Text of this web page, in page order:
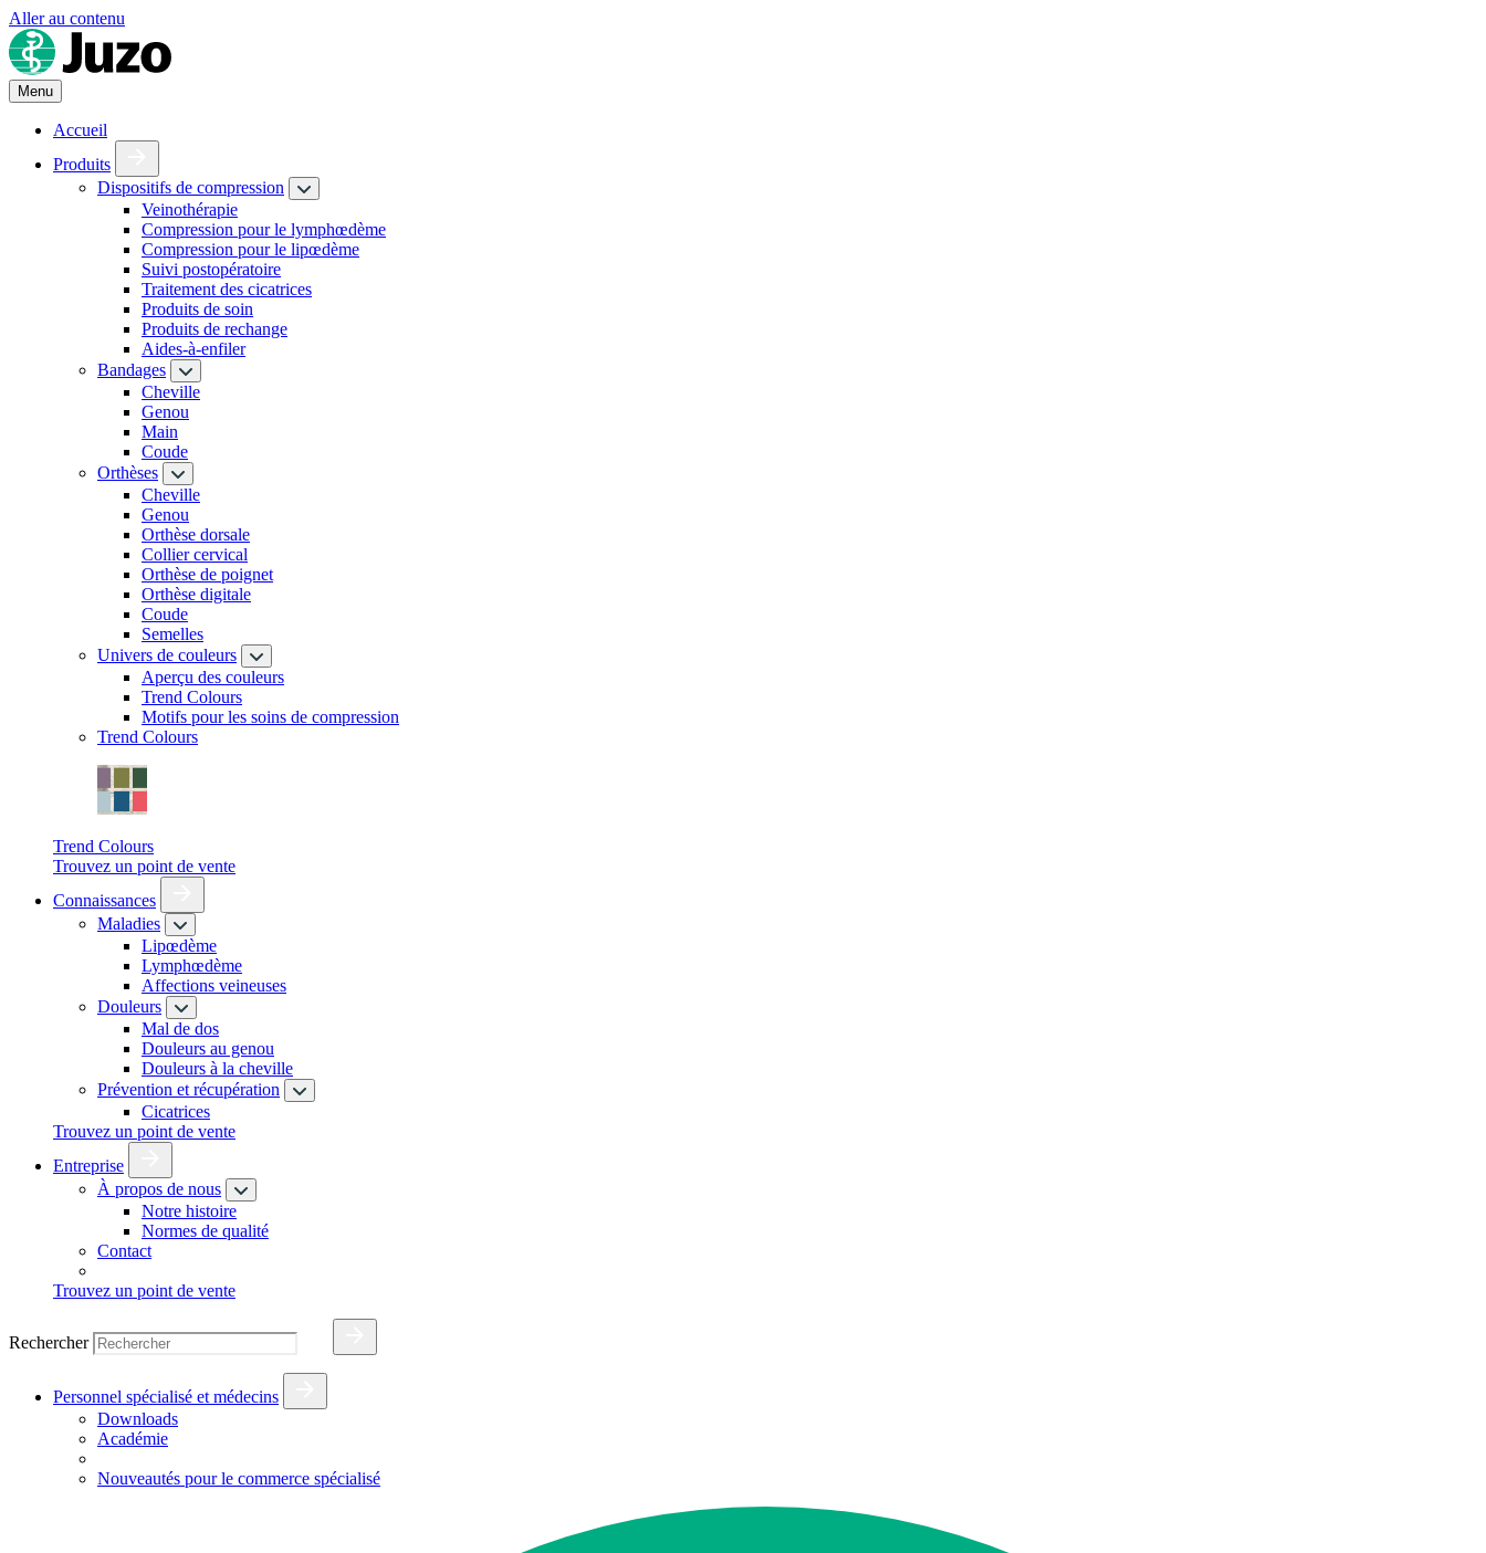
Aller au contenu
Menu
Accueil
Produits
Dispositifs de compression
Veinothérapie
Compression pour le lymphœdème
Compression pour le lipœdème
Suivi postopératoire
Traitement des cicatrices
Produits de soin
Produits de rechange
Aides-à-enfiler
Bandages
Cheville
Genou
Main
Coude
Orthèses
Cheville
Genou
Orthèse dorsale
Collier cervical
Orthèse de poignet
Orthèse digitale
Coude
Semelles
Univers de couleurs
Aperçu des couleurs
Trend Colours
Motifs pour les soins de compression
Trend Colours
Trend Colours
Trouvez un point de vente
Connaissances
Maladies
Lipœdème
Lymphœdème
Affections veineuses
Douleurs
Mal de dos
Douleurs au genou
Douleurs à la cheville
Prévention et récupération
Cicatrices
Trouvez un point de vente
Entreprise
À propos de nous
Notre histoire
Normes de qualité
Contact
Trouvez un point de vente
Rechercher
Personnel spécialisé et médecins
Downloads
Académie
Nouveautés pour le commerce spécialisé